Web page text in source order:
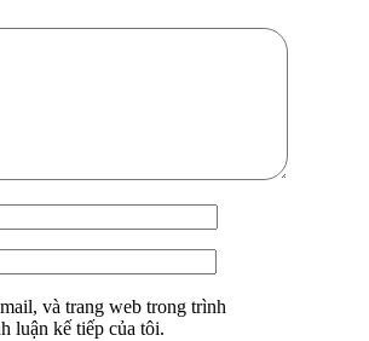
và trang web trong trình
luận kế tiếp của tôi.